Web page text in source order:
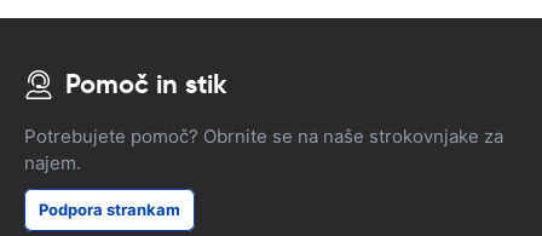
Pomoč in stik
Potrebujete pomoč? Obrnite se na naše strokovnjake za
najem.
Podpora strankam